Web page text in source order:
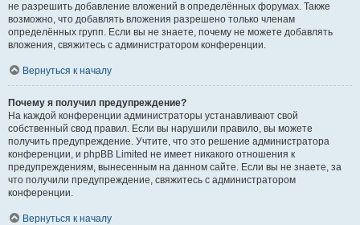
не разрешить добавление вложений в определённых форумах. Также
возможно, что добавлять вложения разрешено только членам
определённых групп. Если вы не знаете, почему не можете добавлять
вложения, свяжитесь с администратором конференции.
Вернуться к началу
Почему я получил предупреждение?
На каждой конференции администраторы устанавливают свой
собственный свод правил. Если вы нарушили правило, вы можете
получить предупреждение. Учтите, что это решение администратора
конференции, и phpBB Limited не имеет никакого отношения к
предупреждениям, вынесенным на данном сайте. Если вы не знаете, за
что получили предупреждение, свяжитесь с администратором
конференции.
Вернуться к началу